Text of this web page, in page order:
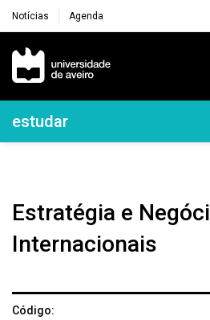
Notícias Agenda
Navegação Principal
Navegação Lateral
estudar
Estratégia e Negócios
Internacionais
Código: